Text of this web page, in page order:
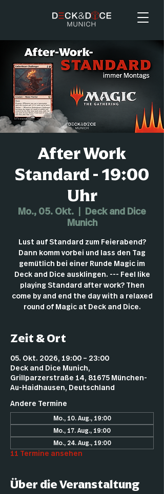
After Work
Standard - 19:00
Uhr
Mo., 05. Okt.
Deck and Dice
Munich
Lust auf Standard zum Feierabend?
Dann komm vorbei und lass den Tag
gemütlich bei einer Runde Magic im
Deck and Dice ausklingen. --- Feel like
playing Standard after work? Then
come by and end the day with a relaxed
round of Magic at Deck and Dice.
Zeit & Ort
05. Okt. 2026, 19:00 – 23:00
Deck and Dice Munich,
Grillparzerstraße 14, 81675 München-
Au-Haidhausen, Deutschland
Andere Termine
Mo., 10. Aug., 19:00
Mo., 17. Aug., 19:00
Mo., 24. Aug., 19:00
11 Termine ansehen
Über die Veranstaltung